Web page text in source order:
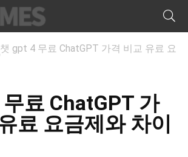
챗 gpt 4 무료 ChatGPT 가격 비교 유료 요
료 ChatGPT 가
료 요금제와 차이